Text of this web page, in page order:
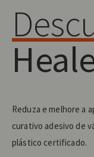
Reduza e melhore a
curativo adesivo de
plástico certificado.